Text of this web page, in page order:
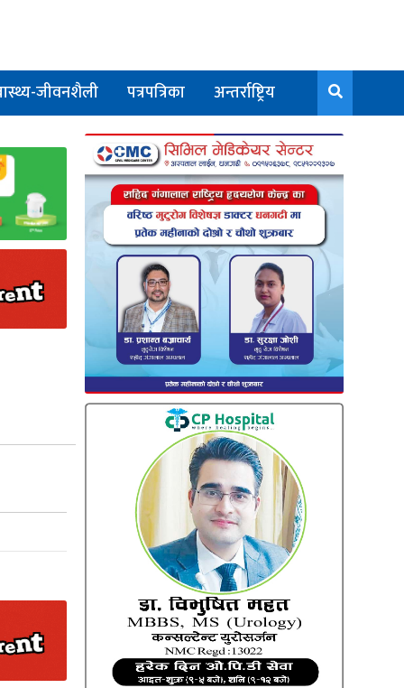
जीवनशैली पत्रपत्रिका अन्तर्राष्ट्रिय